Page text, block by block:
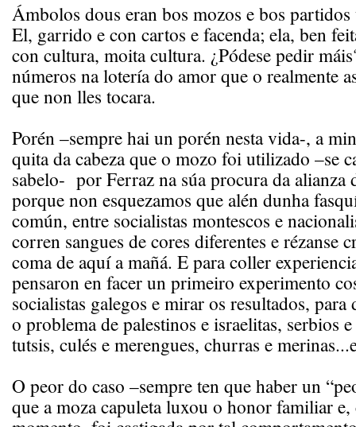
Ámbolos dous eran bos mozos e bos
El, garrido e con cartos e facenda; ela, ben
con cultura, moita cultura. ¿Pódese pedir
números na lotería do amor que o realmente
que non lles tocara.
Porén –sempre hai un porén nesta vida-, a
quita da cabeza que o mozo foi utilizado –se
sabelo- por Ferraz na súa procura da alianza
porque non esquezamos que alén dunha
común, entre socialistas montescos e
corren sangues de cores diferentes e rézanse
coma de aquí a mañá. E para coller
pensaron en facer un primeiro experimento
socialistas galegos e mirar os resultados,
o problema de palestinos e israelitas, serbios
tutsis, culés e merengues, churras e
O peor do caso –sempre ten que haber un
que a moza capuleta luxou o honor familiar e,